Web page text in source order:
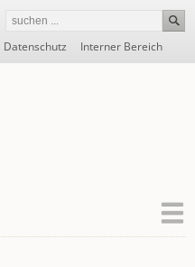
Datenschutz Interner Bereich